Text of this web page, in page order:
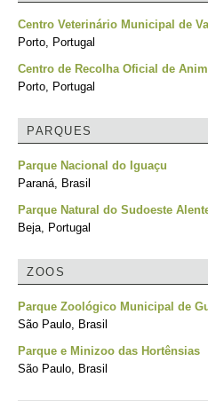
Centro Veterinário Municipal de
Porto, Portugal
Centro de Recolha Oficial de
Porto, Portugal
PARQUES
Parque Nacional do Iguaçu
Paraná, Brasil
Parque Natural do Sudoeste
Beja, Portugal
ZOOS
Parque Zoológico Municipal de
São Paulo, Brasil
Parque e Minizoo das Hortênsias
São Paulo, Brasil